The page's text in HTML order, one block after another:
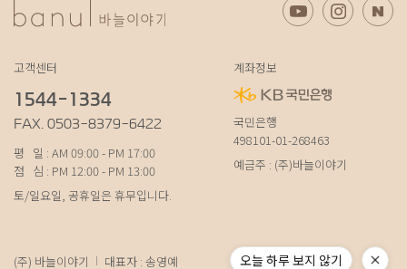
고객센터
1544-1334
FAX. 0503-8379-6422
평 일 : AM 09:00 - PM 17:00
점 심 : PM 12:00 - PM 13:00
토/일요일, 공휴일은 휴무입니다.
계좌정보
국민은행
498101-01-268463
예금주 : (주)바늘이야기
(주) 바늘이야기 대표자 : 송영예 오늘 하루 보지 않기